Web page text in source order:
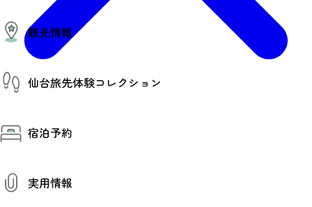
みんなの旅行記
イベント情報
その他イベント情報（音楽・展示会）
スポーツ情報
コンベンション情報
観光情報
温泉
プロスポーツチーム・プロオーケストラ
仙台の銘品
仙台観光マップ
仙台旅先体験コレクション
体験プログラム検索（予約）
体験事業者
宿泊予約
実用情報